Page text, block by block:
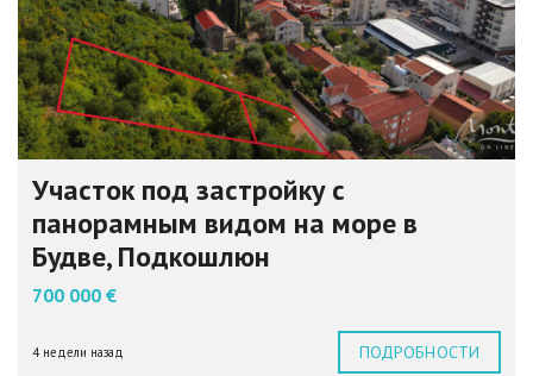
Участок под застройку с
панорамным видом на море в
Будве, Подкошлюн
700 000 €
4 недели назад ПОДРОБНОСТИ